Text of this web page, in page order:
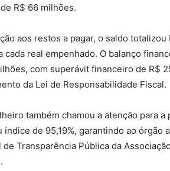
R$ 66 milhões.
aos restos a pagar, o saldo
cada real empenhado. O balanço
com superávit financeiro de R$
da Lei de Responsabilidade Fiscal.
também chamou a atenção para
índice de 95,19%, garantindo ao
de Transparência Pública da